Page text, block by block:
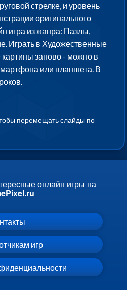
стрелке, и уровень
оригинального
игра из жанра: Пазлы,
Играть в Художественные
заново - можно в
или планшета. В
перемещать слайды по
онлайн игры на
игр